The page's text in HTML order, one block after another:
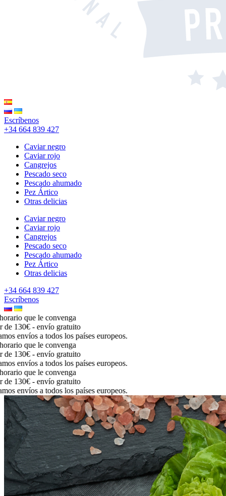
Escríbenos
+34 664 839 427
Caviar negro
Caviar rojo
Cangrejos
Pescado seco
Pescado ahumado
Pez Ártico
Otras delicias
Caviar negro
Caviar rojo
Cangrejos
Pescado seco
Pescado ahumado
Pez Ártico
Otras delicias
+34 664 839 427
Escríbenos
que le convenga
130€ - envío gratuito
envíos a todos los países europeos.
que le convenga
130€ - envío gratuito
envíos a todos los países europeos.
que le convenga
130€ - envío gratuito
envíos a todos los países europeos.